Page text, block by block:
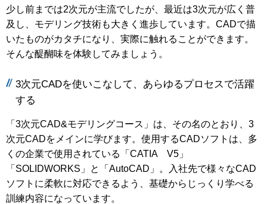
少し前までは2次元が主流でしたが、最近は3次元が広く普
及し、モデリング技術も大きく進歩しています。CADで描
いたものがカタチになり、実際に触れることができます。
そんな醍醐味を体験してみましょう。
3次元CADを使いこなして、あらゆるプロセスで活躍
する
「3次元CAD&モデリングコース」は、その名のとおり、3
次元CADをメインに学びます。使用するCADソフトは、多
くの企業で使用されている「CATIA V5」
「SOLIDWORKS」と「AutoCAD」。入社先で様々なCAD
ソフトに柔軟に対応できるよう、基礎からじっくり学べる
訓練内容になっています。